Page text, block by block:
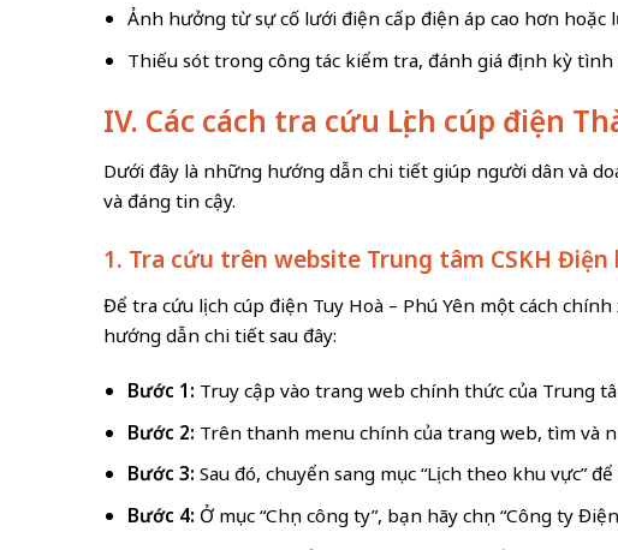
Ảnh hưởng từ sự cố lưới điện cấp điện áp cao hơn
Thiếu sót trong công tác kiểm tra, đánh giá định kỳ
IV. Các cách tra cứu Lịch cúp điện
Dưới đây là những hướng dẫn chi tiết giúp người dân và
và đáng tin cậy.
1. Tra cứu trên website Trung tâm CSKH
Để tra cứu lịch cúp điện Tuy Hoà – Phú Yên một cách
hướng dẫn chi tiết sau đây:
Bước 1: Truy cập vào trang web chính thức của Trung
Bước 2: Trên thanh menu chính của trang web, tìm và
Bước 3:Sau đó, chuyển sang mục “Lịch theo khu vực”
Bước 4: Ở mục “Chọn công ty”, bạn hãy chọn “Công ty